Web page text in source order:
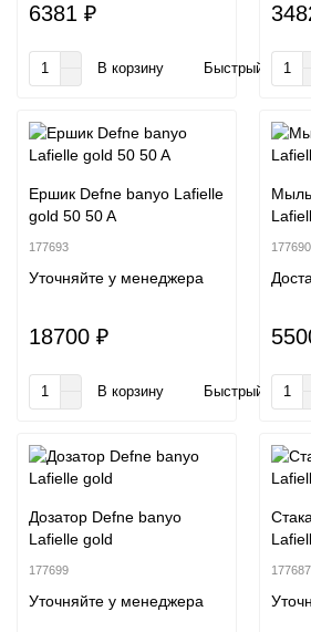
6381 ₽
В корзину Быстрый заказ
Ершик Defne banyo Lafielle
gold 50 50 A
177693
Уточняйте у менеджера
18700 ₽
В корзину Быстрый заказ
177690
Дозатор Defne banyo
Lafielle gold
177699
Уточняйте у менеджера
177687